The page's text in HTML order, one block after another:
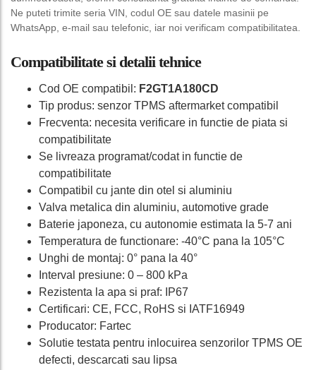
Ne puteti trimite seria VIN, codul OE sau datele masinii pe
WhatsApp, e-mail sau telefonic, iar noi verificam compatibilitatea.
Compatibilitate si detalii tehnice
Cod OE compatibil: F2GT1A180CD
Tip produs: senzor TPMS aftermarket compatibil
Frecventa: necesita verificare in functie de piata si
compatibilitate
Se livreaza programat/codat in functie de
compatibilitate
Compatibil cu jante din otel si aluminiu
Valva metalica din aluminiu, automotive grade
Baterie japoneza, cu autonomie estimata la 5-7 ani
Temperatura de functionare: -40°C pana la 105°C
Unghi de montaj: 0° pana la 40°
Interval presiune: 0 – 800 kPa
Rezistenta la apa si praf: IP67
Certificari: CE, FCC, RoHS si IATF16949
Producator: Fartec
Solutie testata pentru inlocuirea senzorilor TPMS OE
defecti, descarcati sau lipsa